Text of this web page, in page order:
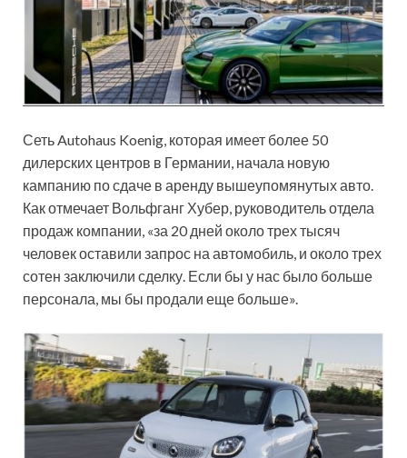
Сеть Autohaus Koenig, которая имеет более 50
дилерских центров в Германии, начала новую
кампанию по сдаче в аренду вышеупомянутых авто.
Как отмечает Вольфганг Хубер, руководитель отдела
продаж компании, «за 20 дней около трех тысяч
человек оставили запрос на автомобиль, и около трех
сотен заключили сделку. Если бы у нас было больше
персонала, мы бы продали еще больше».